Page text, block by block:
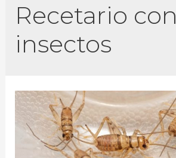
Recetario con
insectos